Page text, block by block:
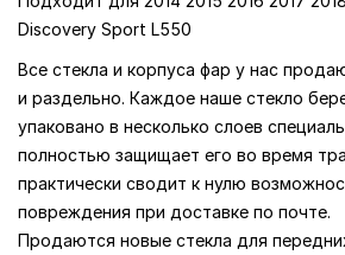
Discovery Sport L550
Все стекла и корпуса фар у нас
и раздельно. Каждое наше стекло
упаковано в несколько слоев
полностью защищает его во время
практически сводит к нулю
повреждения при доставке по почте.
Продаются новые стекла для